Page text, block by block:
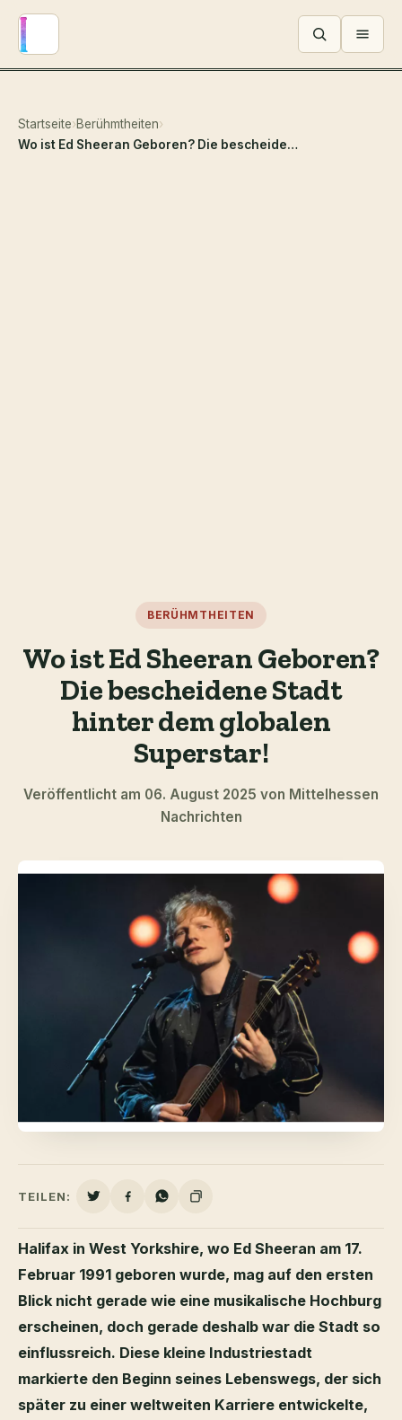
Menü
Startseite›Berühmtheiten›
Wo ist Ed Sheeran Geboren? Die bescheidene Stadt hinter dem globalen Superstar!
BERÜHMTHEITEN
Wo ist Ed Sheeran Geboren?
Die bescheidene Stadt
hinter dem globalen
Superstar!
Veröffentlicht am 06. August 2025 von Mittelhessen
Nachrichten
TEILEN:
Halifax in West Yorkshire, wo Ed Sheeran am 17.
Februar 1991 geboren wurde, mag auf den ersten
Blick nicht gerade wie eine musikalische Hochburg
erscheinen, doch gerade deshalb war die Stadt so
einflussreich. Diese kleine Industriestadt
markierte den Beginn seines Lebenswegs, der sich
später zu einer weltweiten Karriere entwickelte,